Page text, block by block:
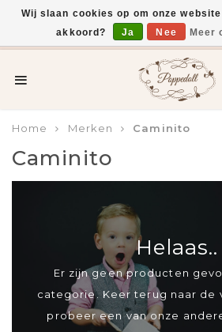
Voor 15:00 uur besteld,
Home Merken Caminito
Caminito
Helaas..
Er zijn geen producten
categorie. Keer terug naar de
probeer een van onze
Wij slaan cookies op om onze
akkoord?
Ja Nee Meer